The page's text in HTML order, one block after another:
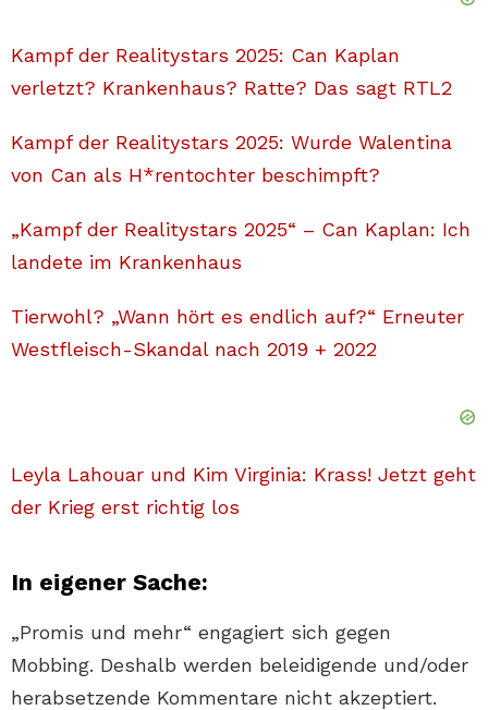
Kampf der Realitystars 2025: Can Kaplan
verletzt? Krankenhaus? Ratte? Das sagt RTL2
Kampf der Realitystars 2025: Wurde Walentina
von Can als H*rentochter beschimpft?
„Kampf der Realitystars 2025“ – Can Kaplan: Ich
landete im Krankenhaus
Tierwohl? „Wann hört es endlich auf?“ Erneuter
Westfleisch-Skandal nach 2019 + 2022
Leyla Lahouar und Kim Virginia: Krass! Jetzt geht
der Krieg erst richtig los
In eigener Sache:
„Promis und mehr“ engagiert sich gegen
Mobbing. Deshalb werden beleidigende und/oder
herabsetzende Kommentare nicht akzeptiert.